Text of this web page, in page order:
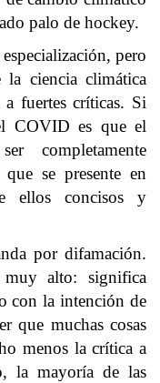
palo de hockey.
pero
ciencia climática
a fuertes críticas. Si
COVID es que el
completamente
se presente en
ellos concisos y
por difamación.
alto: significa
con la intención de
que muchas cosas
menos la crítica a
la mayoría de las